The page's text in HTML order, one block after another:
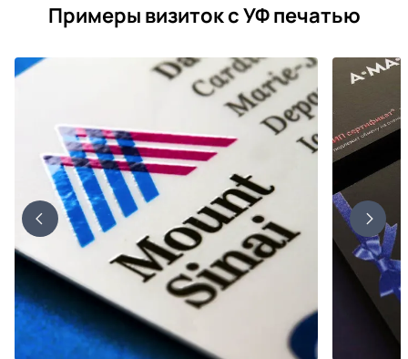
Примеры визиток с УФ печатью